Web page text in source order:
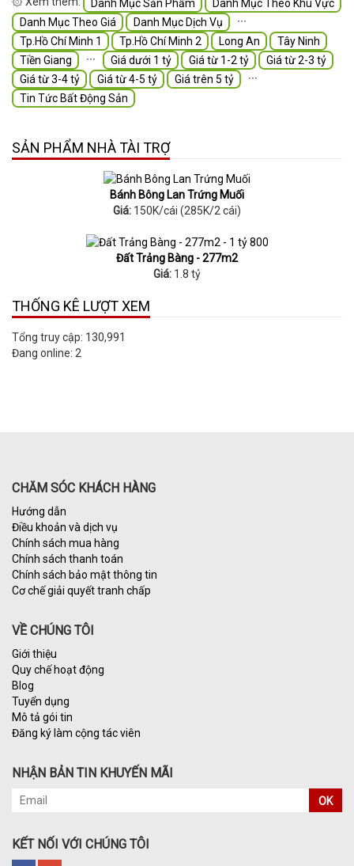
Danh Mục Sản Phẩm
Danh Mục Theo Khu Vực
Danh Mục Theo Giá
Danh Mục Dịch Vụ
∙∙∙
Tp.Hồ Chí Minh 1
Tp.Hồ Chí Minh 2 Long An
Tây Ninh
Tiền Giang
∙∙∙ Giá dưới 1 tỷ Giá từ 1-2 tỷ
Giá từ 2-3 tỷ
Giá từ 3-4 tỷ
Giá từ 4-5 tỷ Giá trên 5 tỷ
∙∙∙
Tin Tức Bất Động Sản
SẢN PHẨM NHÀ TÀI TRỢ
Bánh Bông Lan Trứng Muối
Giá: 150K/cái (285K/2 cái)
Đất Trảng Bàng - 277m2
Giá: 1.8 tỷ
THỐNG KÊ LƯỢT XEM
Tổng truy cập: 130,991
Đang online: 2
CHĂM SÓC KHÁCH HÀNG
Hướng dẫn
Điều khoản và dịch vụ
Chính sách mua hàng
Chính sách thanh toán
Chính sách bảo mật thông tin
Cơ chế giải quyết tranh chấp
VỀ CHÚNG TÔI
Giới thiệu
Quy chế hoạt động
Blog
Tuyển dụng
Mô tả gói tin
Đăng ký làm cộng tác viên
NHẬN BẢN TIN KHUYẾN MÃI
OK
KẾT NỐI VỚI CHÚNG TÔI